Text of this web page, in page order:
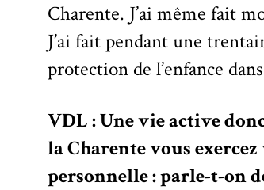
Charente. J’ai même fait
J’ai fait pendant une
protection de l’enfance
VDL : Une vie active
la Charente vous
personnelle : parle-t-on